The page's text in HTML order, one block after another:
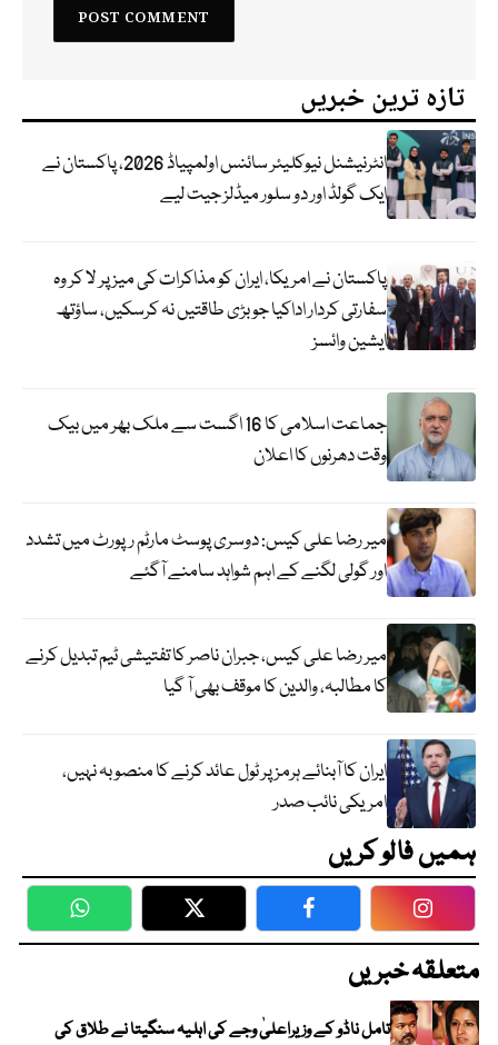
تازہ ترین خبریں
انٹرنیشنل نیوکلیئر سائنس اولمپیاڈ 2026، پاکستان نے
ایک گولڈ اور دو سلور میڈلز جیت لیے
پاکستان نے امریکا، ایران کو مذاکرات کی میز پر لا کر وہ
سفارتی کردار اداکیا جو بڑی طاقتیں نہ کرسکیں، ساؤتھ
ایشین وائسز
جماعت اسلامی کا 16 اگست سے ملک بھر میں بیک
وقت دھرنوں کا اعلان
میر رضا علی کیس: دوسری پوسٹ مارٹم رپورٹ میں تشدد
اور گولی لگنے کے اہم شواہد سامنے آگئے
میر رضا علی کیس، جبران ناصر کا تفتیشی ٹیم تبدیل کرنے
کا مطالبہ، والدین کا موقف بھی آ گیا
ایران کا آبنائے ہرمز پر ٹول عائد کرنے کا منصوبہ نہیں،
امریکی نائب صدر
ہمیں فالو کریں
WhatsApp Twitter Facebook
متعلقہ خبریں
تامل ناڈو کے وزیراعلیٰ وجے کی اہلیہ سنگیتا نے طلاق کی